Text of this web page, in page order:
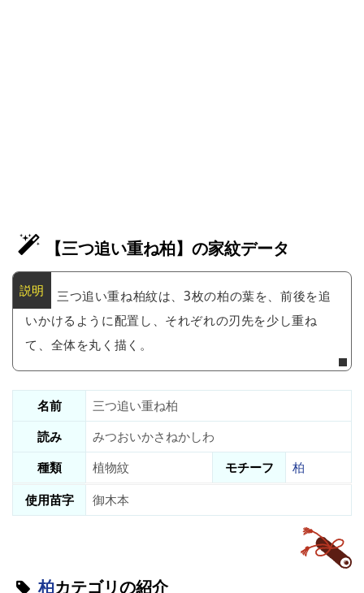
【三つ追い重ね柏】の家紋データ
三つ追い重ね柏紋は、3枚の柏の葉を、前後を追
いかけるように配置し、それぞれの刃先を少し重ね
て、全体を丸く描く。
名前
三つ追い重ね柏
読み
みつおいかさねかしわ
種類
植物紋 モチーフ
柏
使用苗字
御木本
柏カテゴリの紹介